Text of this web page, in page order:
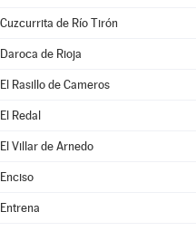
Cuzcurrita de Río Tirón
Daroca de Rioja
El Rasillo de Cameros
El Redal
El Villar de Arnedo
Enciso
Entrena